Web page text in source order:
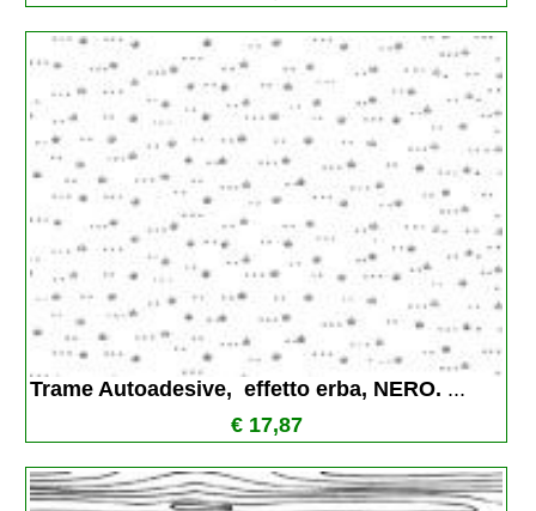
Trame Autoadesive,  effetto erba, NERO. ...
€ 17,87